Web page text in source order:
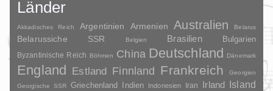
Länder
Akkadisches Reich Argentinien Armenien Australien Belarus
Belarussiche SSR Belgien Brasilien Bulgarien
Byzantinische Reich Böhmen China Deutschland Dänemark
England Estland Finnland Frankreich
Georgien
Georgische SSR
Griechenland Indien Indonesien Iran Irland
Island